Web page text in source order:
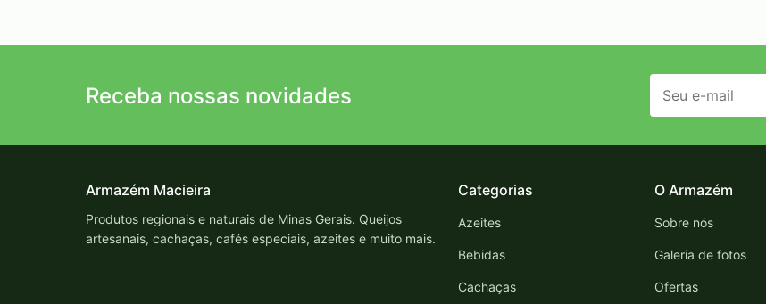
Receba nossas novidades
Armazém Macieira
Produtos regionais e naturais de Minas Gerais. Queijos
artesanais, cachaças, cafés especiais, azeites e muito mais.
Categorias
Azeites
Bebidas
Cachaças
O Armazém
Sobre nós
Galeria de fotos
Ofertas